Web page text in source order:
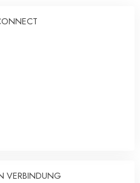
VERBINDUNG